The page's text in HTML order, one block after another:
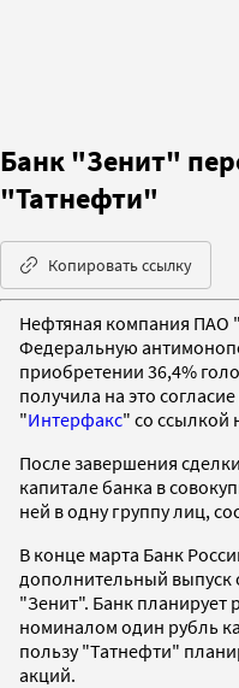
Банк "Зенит"
"Татнефти"
Копировать ссылку
Нефтяная компания ПАО
Федеральную
приобретении 36,4%
получила на это
"Интерфакс" со ссылкой
После завершения
капитале банка в
ней в одну группу лиц,
В конце марта Банк
дополнительный
"Зенит". Банк планирует
номиналом один рубль
пользу "Татнефти"
акций.